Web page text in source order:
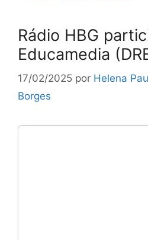
Rádio HBG
Educamedia
17/02/2025 por Helena
Borges